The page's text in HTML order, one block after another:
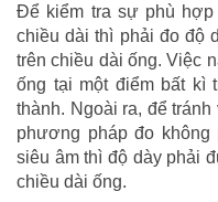
Để kiểm tra sự phù hợp
chiều dài thì phải đo độ
trên chiều dài ống. Việc
ống tại một điểm bất kì
thành. Ngoài ra, để
phương pháp đo
siêu âm thì độ dày phải
chiều dài ống.